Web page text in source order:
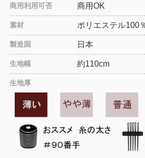
商用利用可否 商用OK
素材 ポリエステル100
製造国 日本
生地幅 約110cm
生地厚